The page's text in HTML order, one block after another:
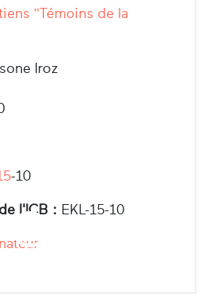
"Témoins de la
Iroz
-10
l'ICB : EKL-15-10